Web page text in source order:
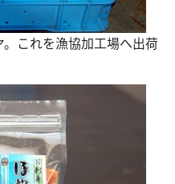
これを漁協加工場へ出荷